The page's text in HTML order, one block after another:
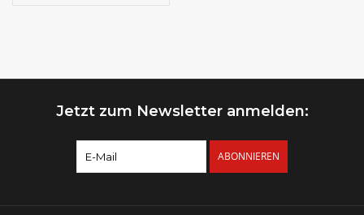
Jetzt zum Newsletter anmelden:
ABONNIEREN